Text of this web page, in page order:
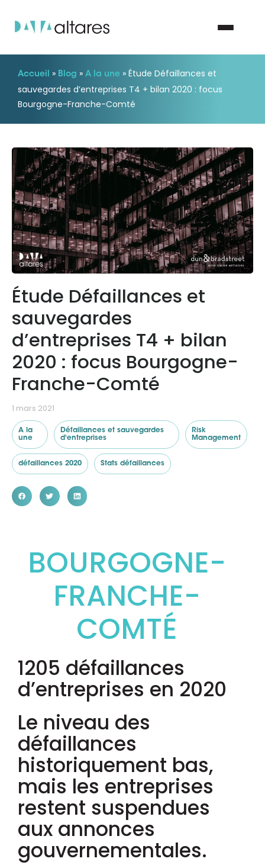
Nous contacter
Nos solutions
Nos data
Notre groupe
Nos partenaires
Ressources
Accueil » Blog » A la une » Étude Défaillances et
sauvegardes d’entreprises T4 + bilan 2020 : focus
Bourgogne-Franche-Comté
Étude Défaillances et
sauvegardes
d’entreprises T4 + bilan
2020 : focus Bourgogne-
Franche-Comté
1 mars 2021
A la
une
Défaillances et sauvegardes
d'entreprises
Risk
Management
défaillances 2020 Stats défaillances
BOURGOGNE-
FRANCHE-
COMTÉ
1205 défaillances
d’entreprises en 2020
Le niveau des
défaillances
historiquement bas,
mais les entreprises
restent suspendues
aux annonces
gouvernementales.